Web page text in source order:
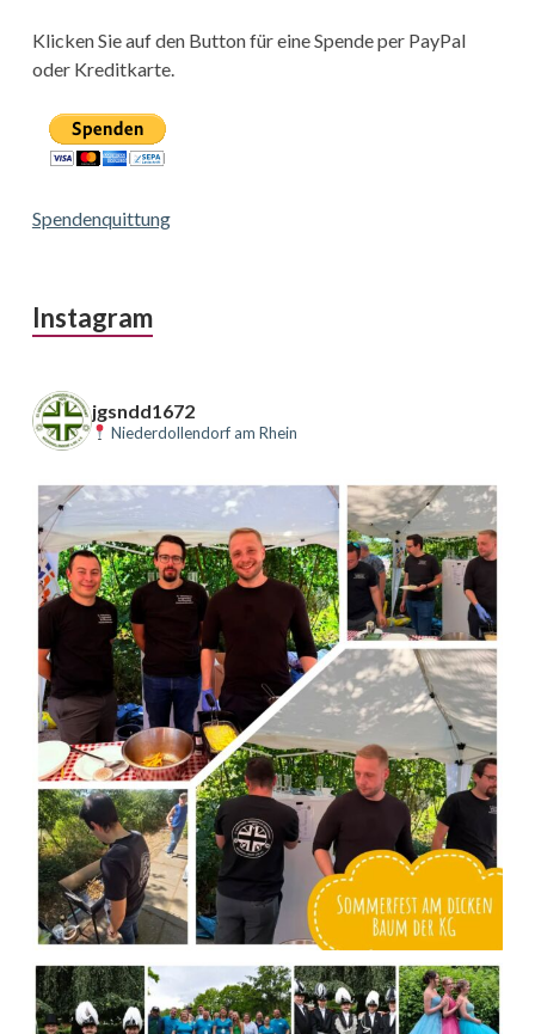
Klicken Sie auf den Button für eine Spende per PayPal
oder Kreditkarte.
Spendenquittung
Instagram
jgsndd1672
Niederdollendorf am Rhein